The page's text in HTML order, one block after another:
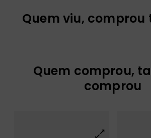
Quem viu,
Quem comprou,
comprou